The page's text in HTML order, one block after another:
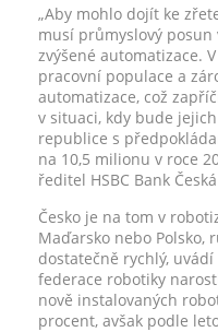
„Aby mohlo dojít ke
musí průmyslový posun
zvýšené automatizace.
pracovní populace a
automatizace, což
v situaci, kdy bude
republice s
na 10,5 milionu v roce
ředitel HSBC Bank
Česko je na tom v
Maďarsko nebo
dostatečně rychlý, uvádí
federace robotiky
nově instalovaných
procent, avšak podle